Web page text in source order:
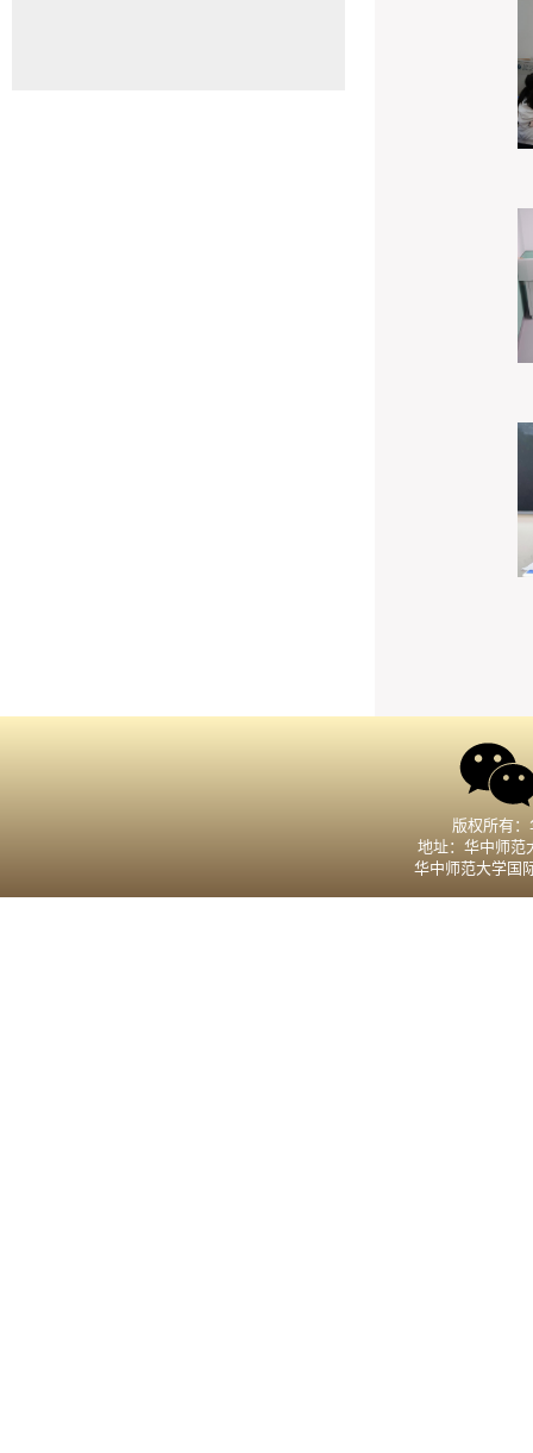
版权所有
地址：华中师范
华中师范大学国